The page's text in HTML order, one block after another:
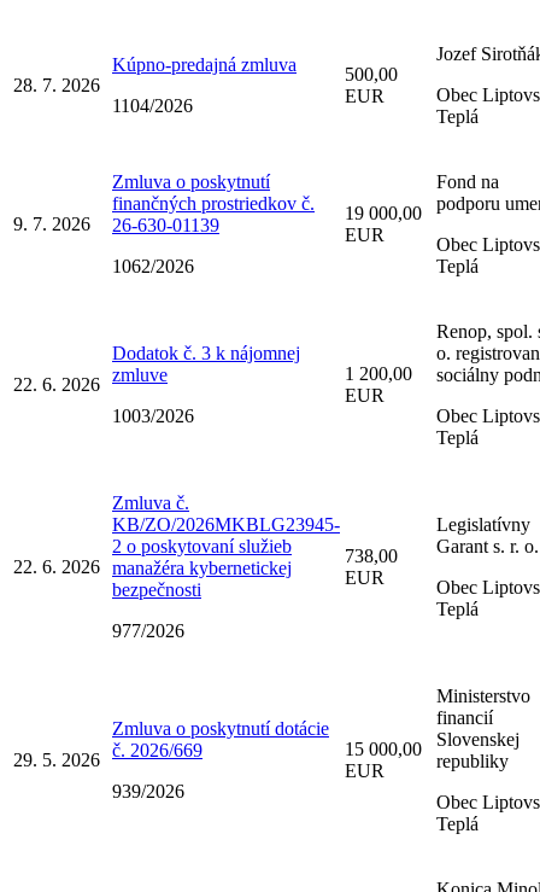
28. 7. 2026
Kúpno-predajná zmluva
1104/2026
500,00
EUR
Jozef
Obec
Teplá
9. 7. 2026
Zmluva o poskytnutí
finančných prostriedkov č.
26-630-01139
1062/2026
19 000,00
EUR
Fond na
podporu
Obec
Teplá
22. 6. 2026
Dodatok č. 3 k nájomnej
zmluve
1003/2026
1 200,00
EUR
Renop, spol.
o.
sociálny
Obec
Teplá
22. 6. 2026
Zmluva č.
KB/ZO/2026MKBLG23945-
2 o poskytovaní služieb
manažéra kybernetickej
bezpečnosti
977/2026
738,00
EUR
Legislatívny
Garant s. r. o.
Obec
Teplá
29. 5. 2026
Zmluva o poskytnutí dotácie
č. 2026/669
939/2026
15 000,00
EUR
Ministerstvo
financií
Slovenskej
republiky
Obec
Teplá